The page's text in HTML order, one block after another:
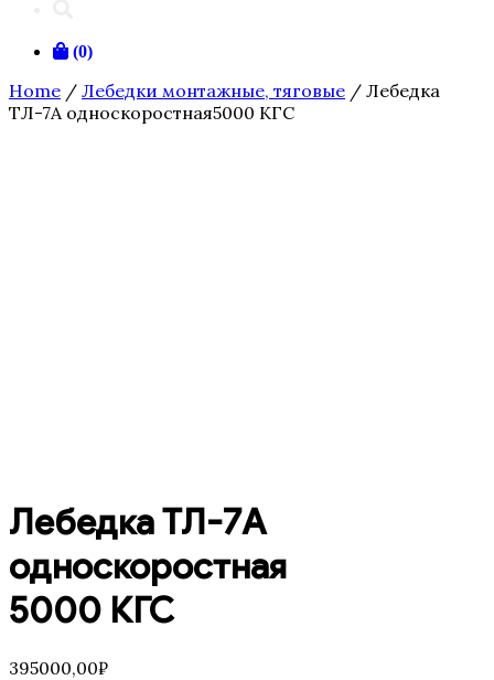
(0)
Home / Лебедки монтажные, тяговые / Лебедка
ТЛ-7А односкоростная5000 КГС
Лебедка ТЛ-7А
односкоростная
5000 КГС
395000,00₽